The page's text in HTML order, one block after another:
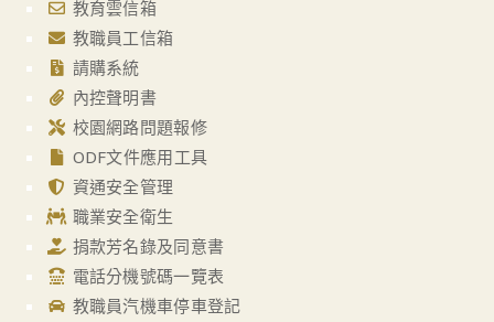
教育雲信箱
教職員工信箱
請購系統
內控聲明書
校園網路問題報修
ODF文件應用工具
資通安全管理
職業安全衛生
捐款芳名錄及同意書
電話分機號碼一覽表
教職員汽機車停車登記